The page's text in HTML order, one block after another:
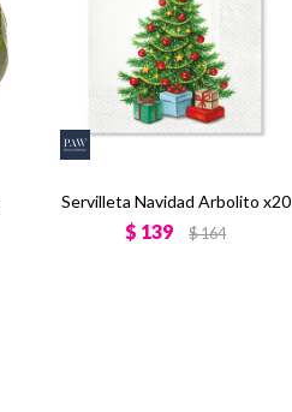
Servilleta Navidad Arbolito x20
$ 139 $164